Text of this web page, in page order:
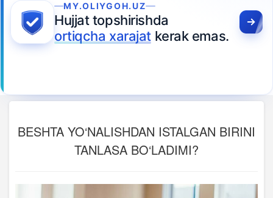
MY.OLIYGOH.UZ
Hujjat topshirishda
ortiqcha xarajatkerak emas.
BESHTA YO‘NALISHDAN ISTALGAN BIRINI
TANLASA BO‘LADIMI?